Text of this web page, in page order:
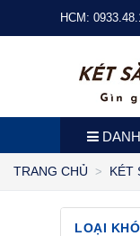
HCM:
TRANG CHỦ KÉT
LOẠI